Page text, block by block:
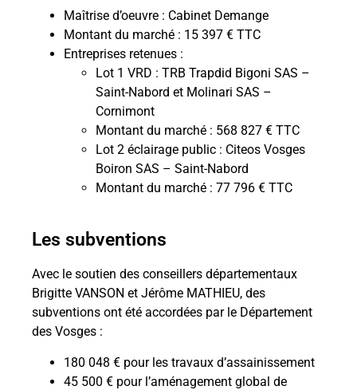
Maîtrise d’oeuvre : Cabinet Demange
Montant du marché : 15 397 € TTC
Entreprises retenues :
Lot 1 VRD : TRB Trapdid Bigoni SAS –
Saint-Nabord et Molinari SAS –
Cornimont
Montant du marché : 568 827 € TTC
Lot 2 éclairage public : Citeos Vosges
Boiron SAS – Saint-Nabord
Montant du marché : 77 796 € TTC
réseaux d’eau et d’assainissement étaient de
grande ampleur
dans le courant du mois de novembre par le
Conseil départemental
été effectuée au printemps 2020 par le Conseil
départemental
Les subventions
Avec le soutien des conseillers départementaux
Brigitte VANSON et Jérôme MATHIEU, des
subventions ont été accordées par le Département
des Vosges :
180 048 € pour les travaux d’assainissement
45 500 € pour l’aménagement global de